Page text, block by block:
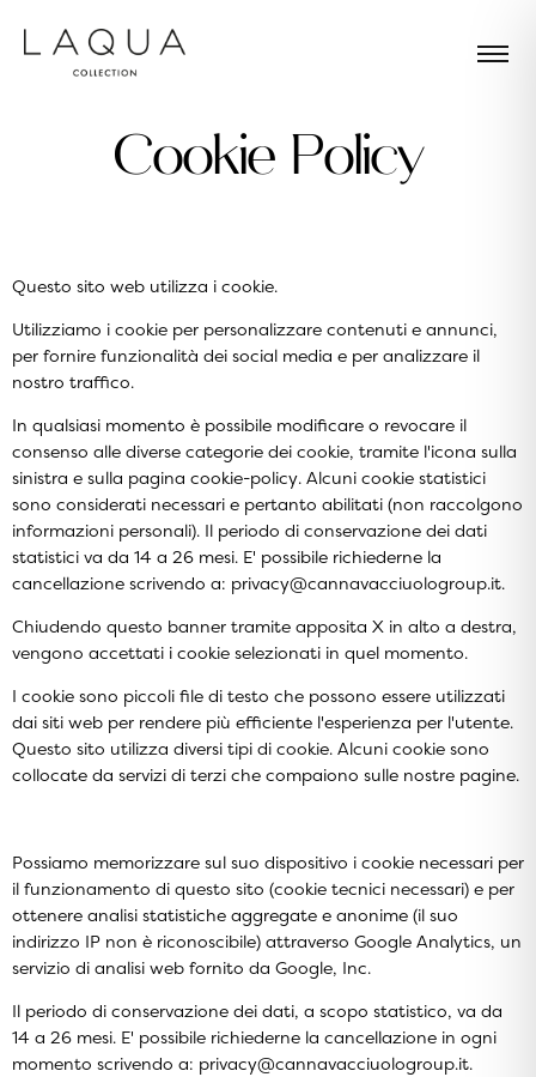
Cookie Policy
Questo sito web utilizza i cookie.
Utilizziamo i cookie per personalizzare contenuti e annunci,
per fornire funzionalità dei social media e per analizzare il
nostro traffico.
In qualsiasi momento è possibile modificare o revocare il
consenso alle diverse categorie dei cookie, tramite l'icona sulla
sinistra e sulla pagina cookie-policy. Alcuni cookie statistici
sono considerati necessari e pertanto abilitati (non raccolgono
informazioni personali). Il periodo di conservazione dei dati
statistici va da 14 a 26 mesi. E' possibile richiederne la
cancellazione scrivendo a: privacy@cannavacciuologroup.it.
Chiudendo questo banner tramite apposita X in alto a destra,
vengono accettati i cookie selezionati in quel momento.
I cookie sono piccoli file di testo che possono essere utilizzati
dai siti web per rendere più efficiente l'esperienza per l'utente.
Questo sito utilizza diversi tipi di cookie. Alcuni cookie sono
collocate da servizi di terzi che compaiono sulle nostre pagine.
Possiamo memorizzare sul suo dispositivo i cookie necessari per
il funzionamento di questo sito (cookie tecnici necessari) e per
ottenere analisi statistiche aggregate e anonime (il suo
indirizzo IP non è riconoscibile) attraverso Google Analytics, un
servizio di analisi web fornito da Google, Inc.
Il periodo di conservazione dei dati, a scopo statistico, va da
14 a 26 mesi. E' possibile richiederne la cancellazione in ogni
momento scrivendo a: privacy@cannavacciuologroup.it.